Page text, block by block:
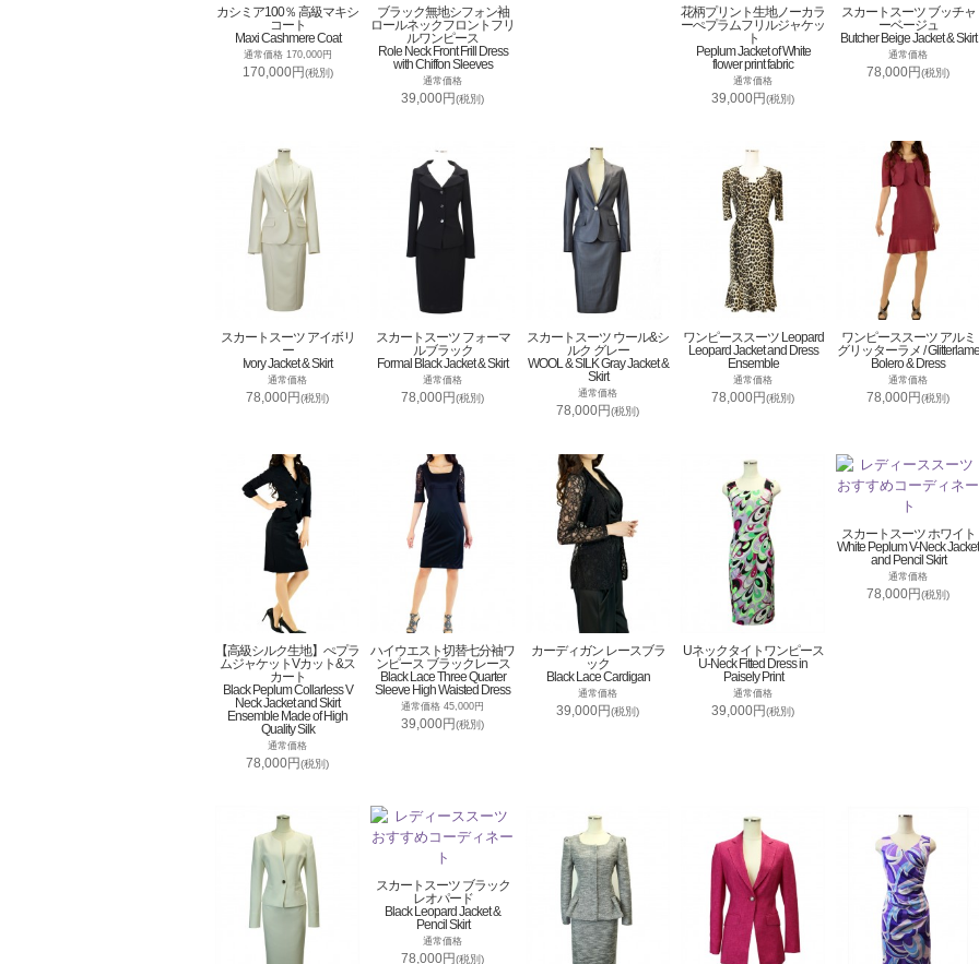
カシミア100％ 高級マキシ
コート
Maxi Cashmere Coat
通常価格 170,000円
170,000円(税別)
ブラック無地シフォン袖
ロールネックフロントフリ
ルワンピース
Role Neck Front Frill Dress
with Chiffon Sleeves
通常価格
39,000円(税別)
花柄プリント生地ノーカラ
ーぺプラムフリルジャケッ
ト
Peplum Jacket of White
flower print fabric
通常価格
39,000円(税別)
スカートスーツ ブッチャ
ーベージュ
Butcher Beige Jacket & Skirt
通常価格
78,000円(税別)
スカートスーツ アイボリ
ー
Ivory Jacket & Skirt
通常価格
78,000円(税別)
スカートスーツ フォーマ
ルブラック
Formal Black Jacket & Skirt
通常価格
78,000円(税別)
スカートスーツ ウール&シ
ルク グレー
WOOL & SILK Gray Jacket &
Skirt
通常価格
78,000円(税別)
ワンピーススーツ Leopard
Leopard Jacket and Dress
Ensemble
通常価格
78,000円(税別)
ワンピーススーツ アルミ
グリッターラメ / Glitterlame
Bolero & Dress
通常価格
78,000円(税別)
【高級シルク生地】ぺプラ
ムジャケットVカット&ス
カート
Black Peplum Collarless V
Neck Jacket and Skirt
Ensemble Made of High
Quality Silk
通常価格
78,000円(税別)
ハイウエスト切替七分袖ワ
ンピース ブラックレース
Black Lace Three Quarter
Sleeve High Waisted Dress
通常価格 45,000円
39,000円(税別)
カーディガン レースブラ
ック
Black Lace Cardigan
通常価格
39,000円(税別)
Uネックタイトワンピース
U-Neck Fitted Dress in
Paisely Print
通常価格
39,000円(税別)
スカートスーツ ホワイト
White Peplum V-Neck Jacket
and Pencil Skirt
通常価格
78,000円(税別)
スカートスーツ ブラック
レオパード
Black Leopard Jacket &
Pencil Skirt
通常価格
78,000円(税別)